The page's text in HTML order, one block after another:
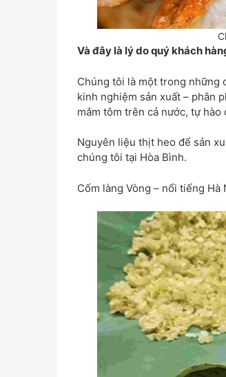
Và đây là lý do quý khách
Chúng tôi là một trong những
kinh nghiệm sản xuất – phân
mắm tôm trên cả nước, tự
Nguyên liệu thịt heo để sản
chúng tôi tại Hòa Bình.
Cốm làng Vòng – nổi tiếng